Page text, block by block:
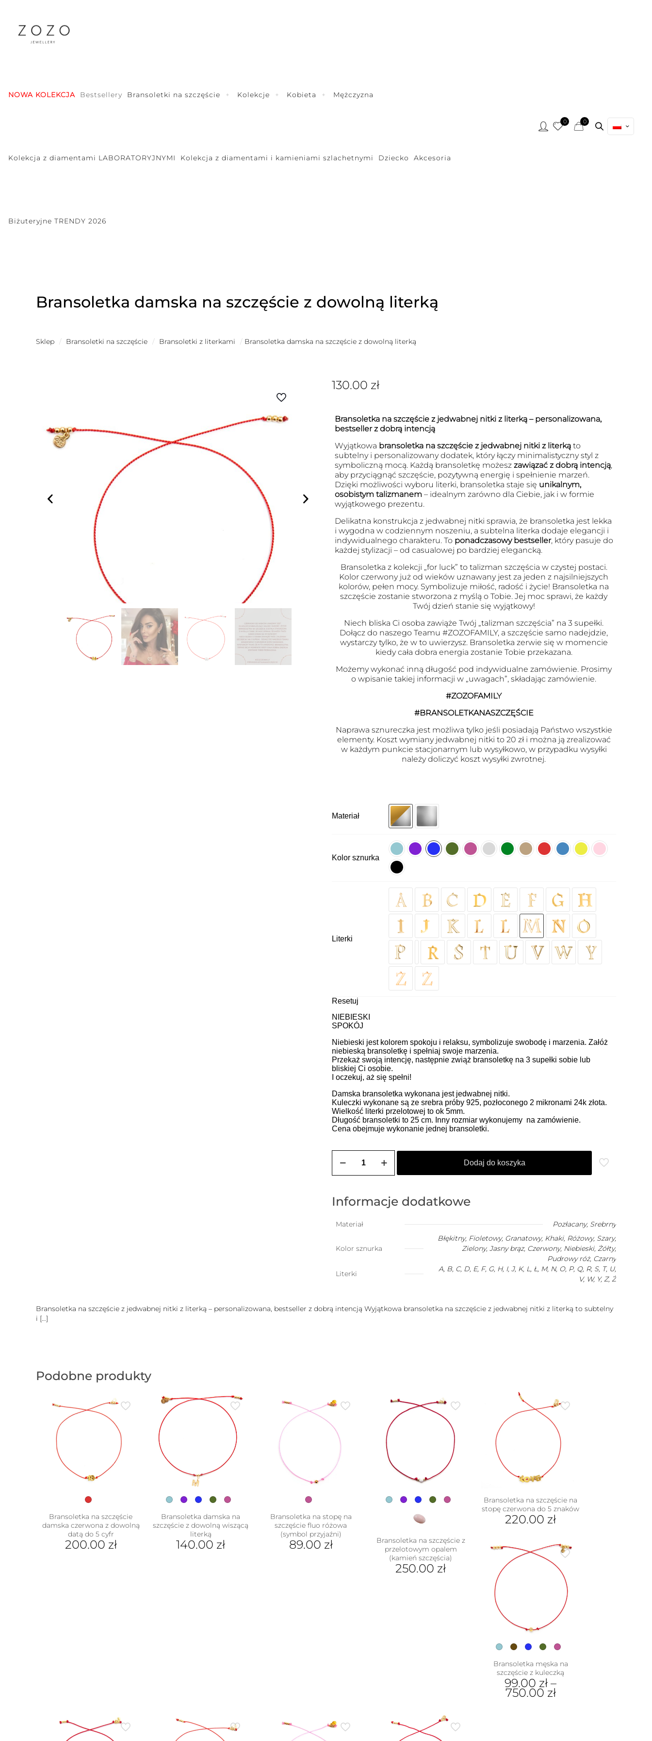
NOWA KOLEKCJA Bestsellery Bransoletki na szczęście Kolekcje Kobieta Mężczyzna
Kolekcja z diamentami LABORATORYJNYMI Kolekcja z diamentami i kamieniami szlachetnymi Dziecko Akcesoria
Biżuteryjne TRENDY 2026
0 0
Bransoletka damska na szczęście z dowolną literką
Sklep / Bransoletki na szczęście / Bransoletki z literkami / Bransoletka damska na szczęście z dowolną literką
130.00 zł
Bransoletka na szczęście z jedwabnej nitki z literką – personalizowana,
bestseller z dobrą intencją
Wyjątkowa bransoletka na szczęście z jedwabnej nitki z literkąto
subtelny i personalizowany dodatek, który łączy minimalistyczny styl z
symboliczną mocą. Każdą bransoletkę możesz zawiązać z dobrą intencją,
aby przyciągnąć szczęście, pozytywną energię i spełnienie marzeń.
Dzięki możliwości wyboru literki, bransoletka staje się unikalnym,
osobistym talizmanem – idealnym zarówno dla Ciebie, jak i w formie
wyjątkowego prezentu.
Delikatna konstrukcja z jedwabnej nitki sprawia, że bransoletka jest lekka
i wygodna w codziennym noszeniu, a subtelna literka dodaje elegancji i
indywidualnego charakteru. To ponadczasowy bestseller, który pasuje do
każdej stylizacji – od casualowej po bardziej elegancką.
Bransoletka z kolekcji „for luck” to talizman szczęścia w czystej postaci.
Kolor czerwony już od wieków uznawany jest za jeden z najsilniejszych
kolorów, pełen mocy. Symbolizuje miłość, radość i życie! Bransoletka na
szczęście zostanie stworzona z myślą o Tobie. Jej moc sprawi, że każdy
Twój dzień stanie się wyjątkowy!
Niech bliska Ci osoba zawiąże Twój „talizman szczęścia” na 3 supełki.
Dołącz do naszego Teamu #ZOZOFAMILY, a szczęście samo nadejdzie,
wystarczy tylko, że w to uwierzysz. Bransoletka zerwie się w momencie
kiedy cała dobra energia zostanie Tobie przekazana.
Możemy wykonać inną długość pod indywidualne zamówienie. Prosimy
o wpisanie takiej informacji w „uwagach”, składając zamówienie.
#ZOZOFAMILY
#BRANSOLETKANASZCZĘŚCIE
Naprawa sznureczka jest możliwa tylko jeśli posiadają Państwo wszystkie
elementy. Koszt wymiany jedwabnej nitki to 20 zł i można ją zrealizować
w każdym punkcie stacjonarnym lub wysyłkowo, w przypadku wysyłki
należy doliczyć koszt wysyłki zwrotnej.
Materiał
Kolor sznurka
Literki
Resetuj
NIEBIESKI
SPOKÓJ
Niebieski jest kolorem spokoju i relaksu, symbolizuje swobodę i marzenia. Załóż
niebieską bransoletkę i spełniaj swoje marzenia.
Przekaż swoją intencję, następnie zwiąż bransoletkę na 3 supełki sobie lub
bliskiej Ci osobie.
I oczekuj, aż się spełni!
Damska bransoletka wykonana jest jedwabnej nitki.
Kuleczki wykonane są ze srebra próby 925, pozłoconego 2 mikronami 24k złota.
Wielkość literki przelotowej to ok 5mm.
Długość bransoletki to 25 cm. Inny rozmiar wykonujemy na zamówienie.
Cena obejmuje wykonanie jednej bransoletki.
Bransoletka
z
dowolną
Dodaj do koszyka
Informacje dodatkowe
Materiał Pozłacany, Srebrny
Kolor sznurka
Błękitny, Fioletowy, Granatowy, Khaki, Różowy, Szary,
Zielony, Jasny brąz, Czerwony, Niebieski, Żółty,
Pudrowy róż, Czarny
Literki
A, B, C, D, E, F, G, H, I, J, K, L, Ł, M, N, O, P, Q, R, S, T, U,
V, W, Y, Z, Ż
Bransoletka na szczęście z jedwabnej nitki z literką – personalizowana, bestseller z dobrą intencją Wyjątkowa bransoletka na szczęście z jedwabnej nitki z literką to subtelny
i […]
Podobne produkty
Bransoletka na szczęście
damska czerwona z dowolną
datą do 5 cyfr
200.00 zł
Bransoletka damska na
szczęście z dowolną wiszącą
literką
140.00 zł
Bransoletka na stopę na
szczęście fluo różowa
(symbol przyjaźni)
89.00 zł
Bransoletka na szczęście z
przelotowym opalem
(kamień szczęścia)
250.00 zł
Bransoletka na szczęście na
stopę czerwona do 5 znaków
220.00 zł
Bransoletka męska na
szczęście z kuleczką
99.00 zł –
750.00 zł